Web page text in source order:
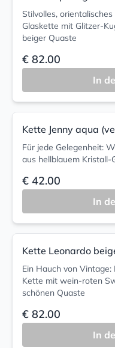
Stilvolles,
Glaskette mit Glitzer-
beiger Quaste
€ 82.00
In
Kette Jenny aqua
Für jede Gelegenheit:
aus hellblauem Kristall-
€ 42.00
In
Kette Leonardo
Ein Hauch von
Kette mit wein-roten
schönen Quaste
€ 82.00
In